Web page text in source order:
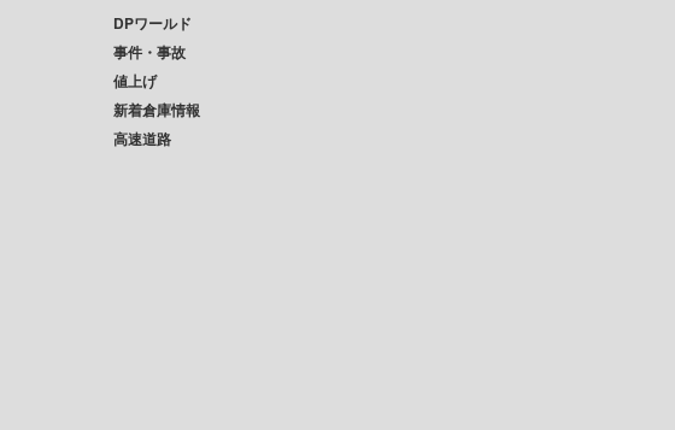
DPワールド
事件・事故
値上げ
新着倉庫情報
高速道路